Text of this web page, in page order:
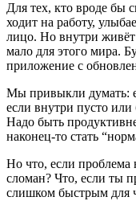
Для тех, кто вроде бы
ходит на работу,
лицо. Но внутри живёт
мало для этого мира.
приложение с
Мы привыкли думать:
если внутри пусто или
Надо быть
наконец-то стать
Но что, если проблема
сломан? Что, если ты
слишком быстрым для